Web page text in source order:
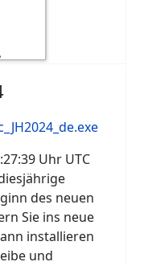
Uhr UTC
des neuen
Sie ins neue
installieren
und